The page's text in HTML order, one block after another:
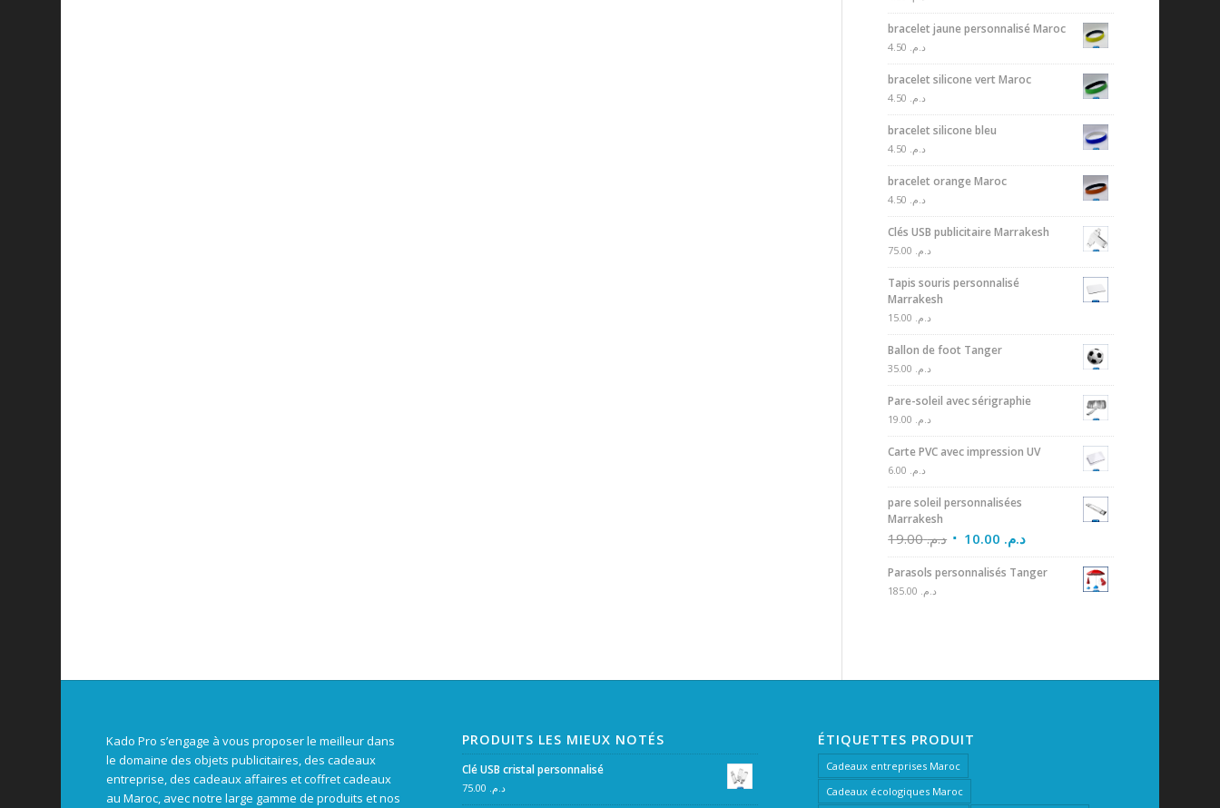
bracelet jaune personnalisé Maroc
د.م.
bracelet silicone vert Maroc
د.م.
bracelet silicone bleu
د.م.
bracelet orange Maroc
د.م.
Clés USB publicitaire Marrakesh
د.م.
Tapis souris personnalisé
Marrakesh
د.م.
Ballon de foot Tanger
د.م.
Pare-soleil avec sérigraphie
د.م.
Carte PVC avec impression UV
د.م.
pare soleil personnalisées
Marrakesh
د.م.19.00 د.م.
Parasols personnalisés Tanger
د.م.
Kado Pro s’engage à vous proposer le meilleur dans
le domaine des objets publicitaires, des cadeaux
entreprise, des cadeaux affaires et coffret cadeaux
au Maroc, avec notre large gamme de produits et nos
PRODUITS LES MIEUX NOTÉS
Clé USB cristal personnalisé
د.م.
ÉTIQUETTES PRODUIT
Cadeaux entreprises Maroc
Cadeaux écologiques Maroc